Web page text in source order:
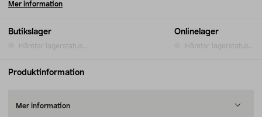
Butikslager
Hämtar lagerstatus...
Onlinelager
Hämtar lagerstatus...
Mer information
Produktinformation
Mer information